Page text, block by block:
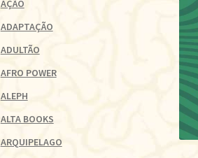
AÇÃO
ADAPTAÇÃO
ADULTÃO
AFRO POWER
ALEPH
ALTA BOOKS
ARQUIPELAGO